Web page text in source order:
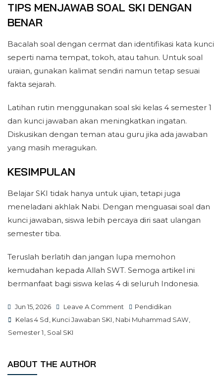
TIPS MENJAWAB SOAL SKI DENGAN
BENAR
Bacalah soal dengan cermat dan identifikasi kata kunci
seperti nama tempat, tokoh, atau tahun. Untuk soal
uraian, gunakan kalimat sendiri namun tetap sesuai
fakta sejarah.
Latihan rutin menggunakan soal ski kelas 4 semester 1
dan kunci jawaban akan meningkatkan ingatan.
Diskusikan dengan teman atau guru jika ada jawaban
yang masih meragukan.
KESIMPULAN
Belajar SKI tidak hanya untuk ujian, tetapi juga
meneladani akhlak Nabi. Dengan menguasai soal dan
kunci jawaban, siswa lebih percaya diri saat ulangan
semester tiba.
Teruslah berlatih dan jangan lupa memohon
kemudahan kepada Allah SWT. Semoga artikel ini
bermanfaat bagi siswa kelas 4 di seluruh Indonesia.
Jun 15, 2026 Leave A Comment On
5
Pendidikan
Tags
Kelas 4 Sd Kunci Jawaban SKI Nabi Muhammad SAW
Semester 1 Soal SKI
ABOUT THE AUTHOR